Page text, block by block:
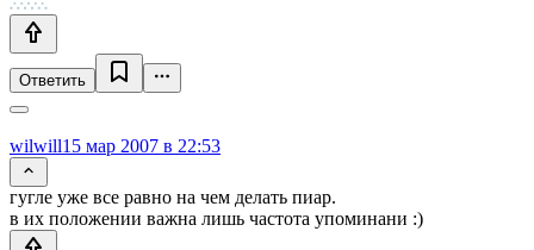
Ответить
wilwill15 мар 2007 в 22:53
гугле уже все равно на чем делать пиар.
в их положении важна лишь частота упоминани :)